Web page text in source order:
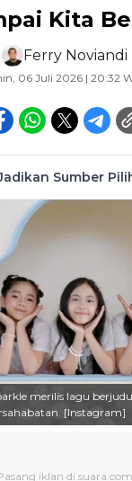
Kita
Ferry Noviandi
06 Juli 2026 | 20:32
Sumber
merilis lagu
[Instagram]